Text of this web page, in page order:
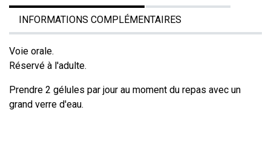
INFORMATIONS COMPLÉMENTAIRES
Voie orale.
Réservé à l'adulte.
Prendre 2 gélules par jour au moment du repas avec un
grand verre d'eau.